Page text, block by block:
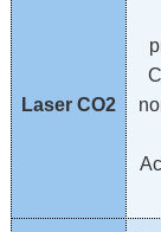
Laser CO2